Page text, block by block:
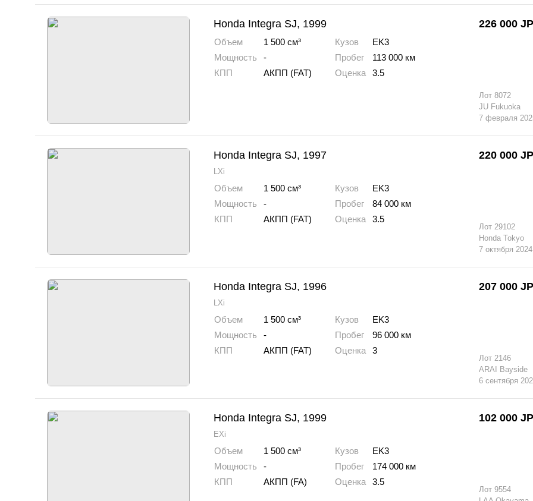
Honda Integra SJ, 1999
Объем
1 500 см³
Мощность
-
КПП
АКПП (FAT)
Кузов
EK3
Пробег
113 000 км
Оценка
3.5
226 000
Лот 8072
JU Fukuoka
7 февраля
Honda Integra SJ, 1997
LXi
Объем
1 500 см³
Мощность
-
КПП
АКПП (FAT)
Кузов
EK3
Пробег
84 000 км
Оценка
3.5
220 000
Лот 29102
Honda Tokyo
7 октября 2024
Honda Integra SJ, 1996
LXi
Объем
1 500 см³
Мощность
-
КПП
АКПП (FAT)
Кузов
EK3
Пробег
96 000 км
Оценка
3
207 000
Лот 2146
ARAI Bayside
6 сентября
Honda Integra SJ, 1999
EXi
Объем
1 500 см³
Мощность
-
КПП
АКПП (FA)
Кузов
EK3
Пробег
174 000 км
Оценка
3.5
102 000
Лот 9554